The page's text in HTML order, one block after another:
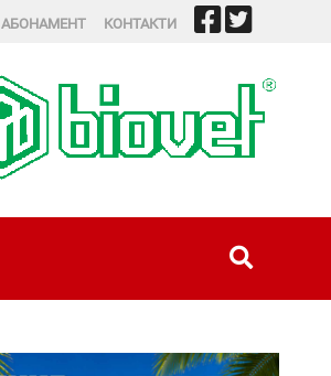
АБОНАМЕНТ КОНТАКТИ